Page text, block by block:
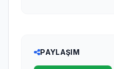
PAYLAŞIM